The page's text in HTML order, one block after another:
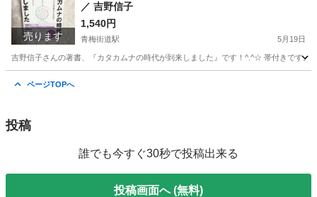
売ります
／ 吉野信子
1,540円
青梅街道駅 5月19日
吉野信子さんの著書、『カタカムナの時代が到来しました』です！^.^☆ 帯付きです
ページTOPへ
投稿
誰でも今すぐ30秒で投稿出来る
投稿画面へ (無料)